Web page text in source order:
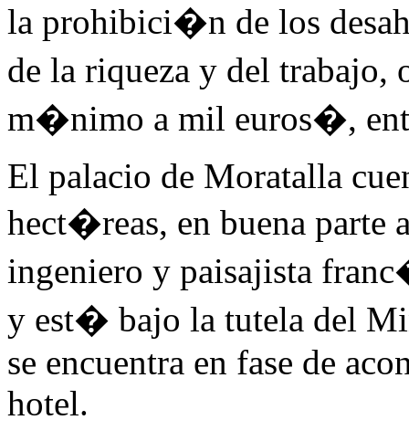
la prohibici�n de los
de la riqueza y del
m�nimo a mil euros�,
El palacio de Moratalla
hect�reas, en buena parte
ingeniero y paisajista
y est� bajo la tutela del
se encuentra en fase de
hotel.